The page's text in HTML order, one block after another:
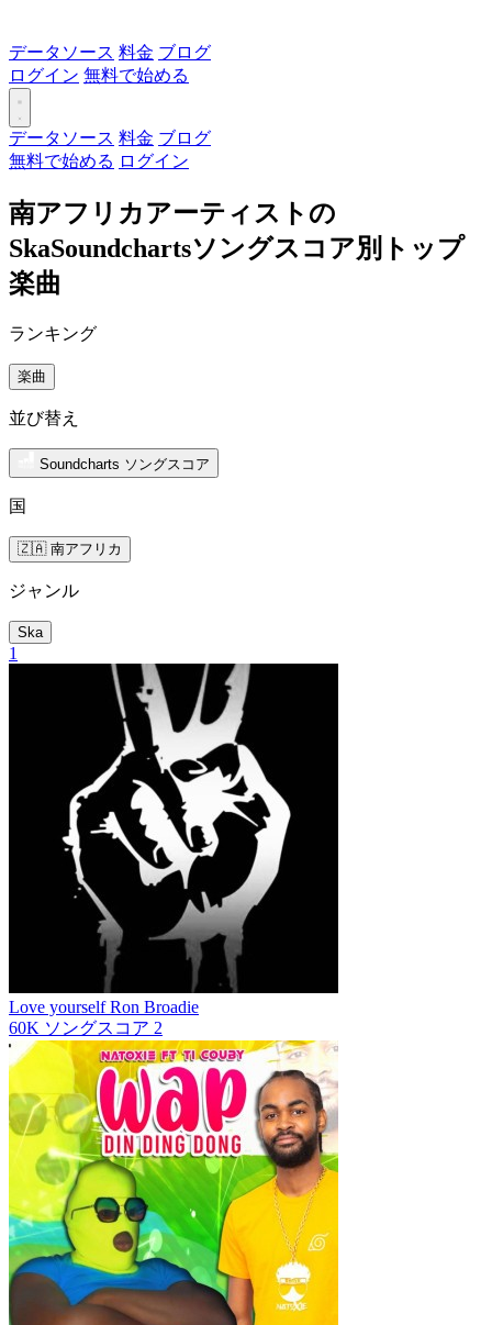
データソース 料金 ブログ
ログイン 無料で始める
データソース 料金 ブログ
無料で始める ログイン
南アフリカアーティストの
SkaSoundchartsソングスコア別トップ
楽曲
ランキング
楽曲
並び替え
Soundcharts ソングスコア
国
🇿🇦 南アフリカ
ジャンル
Ska
1
Love yourself Ron Broadie
60K ソングスコア 2